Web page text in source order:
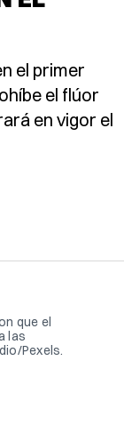
el primer
el flúor
en vigor el
que el
las
Pexels.